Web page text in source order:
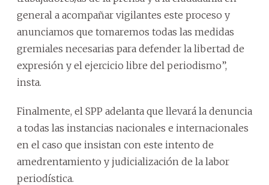
general a acompañar vigilantes este proceso y
anunciamos que tomaremos todas las medidas
gremiales necesarias para defender la libertad de
expresión y el ejercicio libre del periodismo”,
insta.
Finalmente, el SPP adelanta que llevará la denuncia
a todas las instancias nacionales e internacionales
en el caso que insistan con este intento de
amedrentamiento y judicialización de la labor
periodística.